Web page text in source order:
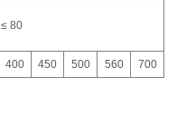
≤ 80
400 450 500 560 700